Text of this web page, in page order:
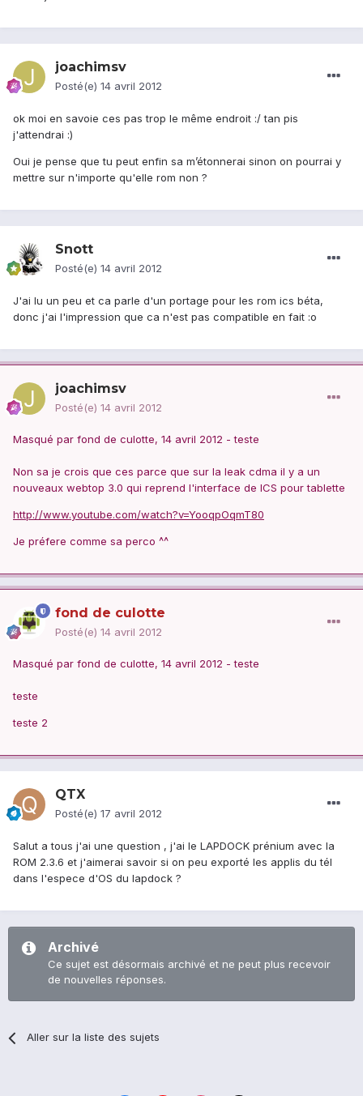
joachimsv
Posté(e) 14 avril 2012
ok moi en savoie ces pas trop le même endroit :/ tan pis
j'attendrai :)
Oui je pense que tu peut enfin sa m’étonnerai sinon on pourrai y
mettre sur n'importe qu'elle rom non ?
Snott
Posté(e) 14 avril 2012
J'ai lu un peu et ca parle d'un portage pour les rom ics béta,
donc j'ai l'impression que ca n'est pas compatible en fait :o
joachimsv
Posté(e) 14 avril 2012
Masqué par fond de culotte, 14 avril 2012 - teste
Non sa je crois que ces parce que sur la leak cdma il y a un
nouveaux webtop 3.0 qui reprend l'interface de ICS pour tablette
http://www.youtube.com/watch?v=YooqpOqmT80
Je préfere comme sa perco ^^
fond de culotte
Posté(e) 14 avril 2012
Masqué par fond de culotte, 14 avril 2012 - teste
teste
teste 2
QTX
Posté(e) 17 avril 2012
Salut a tous j'ai une question , j'ai le LAPDOCK prénium avec la
ROM 2.3.6 et j'aimerai savoir si on peu exporté les applis du tél
dans l'espece d'OS du lapdock ?
Archivé
Ce sujet est désormais archivé et ne peut plus recevoir
de nouvelles réponses.
Aller sur la liste des sujets